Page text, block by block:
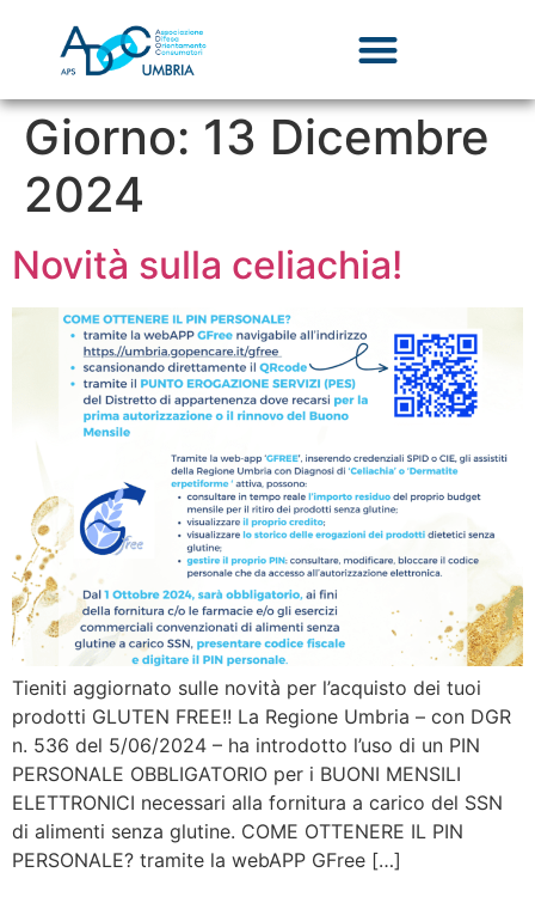
Giorno: 13 Dicembre
2024
Novità sulla celiachia!
Tieniti aggiornato sulle novità per l’acquisto dei tuoi
prodotti GLUTEN FREE!! La Regione Umbria – con DGR
n. 536 del 5/06/2024 – ha introdotto l’uso di un PIN
PERSONALE OBBLIGATORIO per i BUONI MENSILI
ELETTRONICI necessari alla fornitura a carico del SSN
di alimenti senza glutine. COME OTTENERE IL PIN
PERSONALE? tramite la webAPP GFree […]